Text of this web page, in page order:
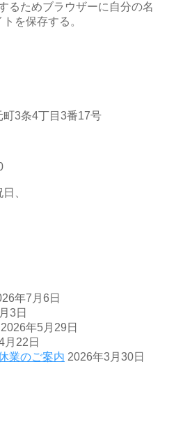
るためブラウザーに自分の名
を保存する。
3条4丁目3番17号
、
年7月6日
3日
2026年5月29日
月22日
業のご案内 2026年3月30日